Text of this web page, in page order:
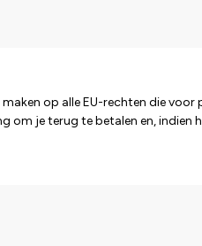
op alle EU-rechten die voor
je terug te betalen en, indien